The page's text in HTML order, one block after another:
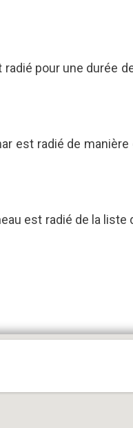
pour une durée
est radié de
est radié de la